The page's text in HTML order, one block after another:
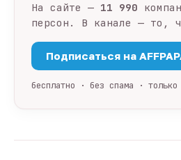
На сайте — 11 990
персон. В канале — то,
Подписаться на
бесплатно · без спама · только